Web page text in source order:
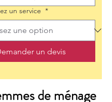
un service *
un devis
de ménage